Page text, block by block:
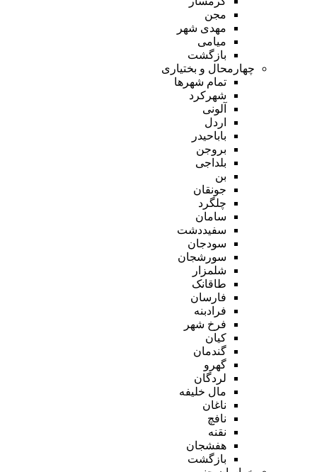
مجن
مهدی شهر
میامی
بازگشت
چهارمحال و بختیاری
تمام شهر‌ها
شهرکرد
آلونی
اردل
باباحیدر
بروجن
بلداجی
بن
جونقان
چلگرد
سامان
سفیددشت
سودجان
سورشجان
شلمزار
طاقانک
فارسان
فرادبنه
فرخ شهر
کیان
گندمان
گهرو
لردگان
مال خلیفه
ناغان
نافچ
نقنه
هفشجان
بازگشت